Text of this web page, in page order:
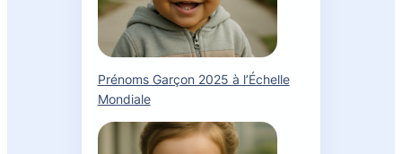
Prénoms Garçon 2025 à l’Échelle
Mondiale